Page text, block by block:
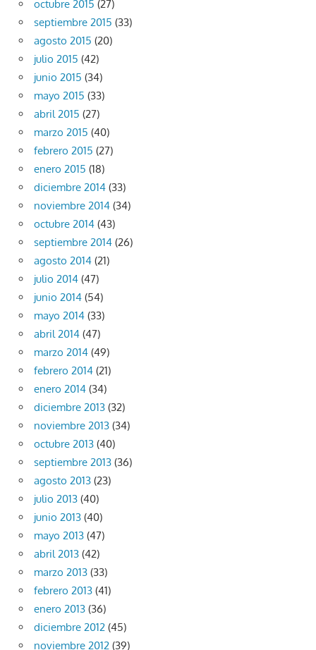
octubre 2015 (27)
septiembre 2015 (33)
agosto 2015 (20)
julio 2015 (42)
junio 2015 (34)
mayo 2015 (33)
abril 2015 (27)
marzo 2015 (40)
febrero 2015 (27)
enero 2015 (18)
diciembre 2014 (33)
noviembre 2014 (34)
octubre 2014 (43)
septiembre 2014 (26)
agosto 2014 (21)
julio 2014 (47)
junio 2014 (54)
mayo 2014 (33)
abril 2014 (47)
marzo 2014 (49)
febrero 2014 (21)
enero 2014 (34)
diciembre 2013 (32)
noviembre 2013 (34)
octubre 2013 (40)
septiembre 2013 (36)
agosto 2013 (23)
julio 2013 (40)
junio 2013 (40)
mayo 2013 (47)
abril 2013 (42)
marzo 2013 (33)
febrero 2013 (41)
enero 2013 (36)
diciembre 2012 (45)
noviembre 2012 (39)